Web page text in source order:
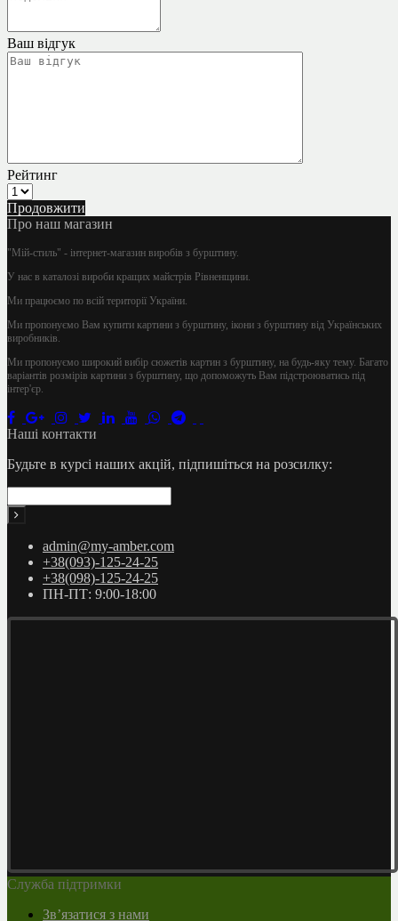
Ваш відгук
Рейтинг
Продовжити
Про наш магазин
"Мій-стиль" - інтернет-магазин виробів з бурштину.
У нас в каталозі вироби кращих майстрів Рівненщини.
Ми працюємо по всій території України.
Ми пропонуємо Вам купити картини з бурштину, ікони з бурштину від Українських
виробників.
Ми пропонуємо широкий вибір сюжетів картин з бурштину, на будь-яку тему. Багато
варіантів розмірів картини з бурштину, що допоможуть Вам підстроюватись під
інтер'єр.
Наші контакти
Будьте в курсі наших акцій, підпишіться на розсилку:
admin@my-amber.com
+38(093)-125-24-25
+38(098)-125-24-25
ПН-ПТ: 9:00-18:00
Служба підтримки
Зв’язатися з нами